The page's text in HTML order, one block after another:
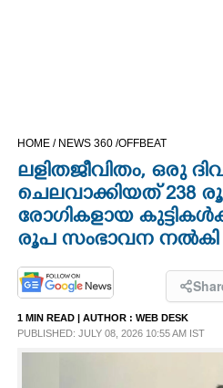
CINEMA
OPINION
PHOTOS
HOME / NEWS 360 /OFFBEAT
ലളിതജീവിതം, ഒരു
ചെലവാക്കിയത് 238
രോഗികളായ
രൂപ സംഭാവന നൽകി
1 MIN READ | AUTHOR : WEB DESK
PUBLISHED: JULY 08, 2026 10:55 AM IST